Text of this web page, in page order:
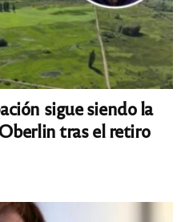
sigue siendo la
tras el retiro